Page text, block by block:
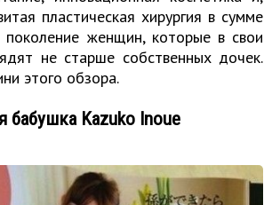
пластическая хирургия в сумме
женщин, которые в свои
не старше собственных дочек.
этого обзора.
бабушка Kazuko Inoue